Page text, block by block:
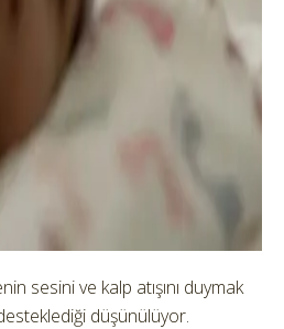
sesini ve kalp atışını duymak
düşünülüyor.